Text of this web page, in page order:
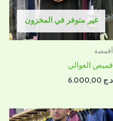
غير متوفر في المخزون
أقمصة
قميص العوالي
د.ج